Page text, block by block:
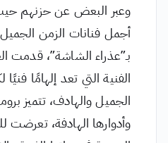
وعبر البعض عن حزنهم
أجمل فنانات الزمن
بـ”عذراء الشاشة”، قدمت
الفنية التي تعد إلهامًا
الجميل والهادف، تتميز
وأدوارها الهادفة، تعرضت